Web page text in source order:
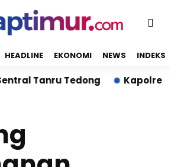
HEADLINE EKONOMI NEWS INDEKS
Tedong Kapolres Sidrap